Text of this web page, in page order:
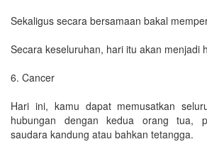
Sekaligus secara bersamaan bakal
Secara keseluruhan, hari itu akan menjadi
6. Cancer
Hari ini, kamu dapat memusatkan
hubungan dengan kedua orang tua,
saudara kandung atau bahkan tetangga.